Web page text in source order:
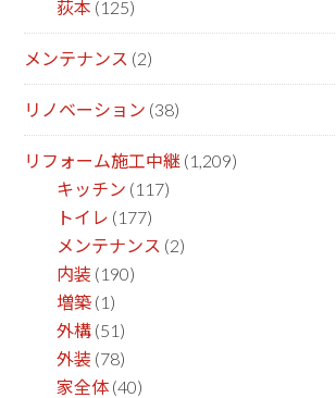
荻本 (125)
メンテナンス (2)
リノベーション (38)
リフォーム施工中継 (1,209)
キッチン (117)
トイレ (177)
メンテナンス (2)
内装 (190)
増築 (1)
外構 (51)
外装 (78)
家全体 (40)